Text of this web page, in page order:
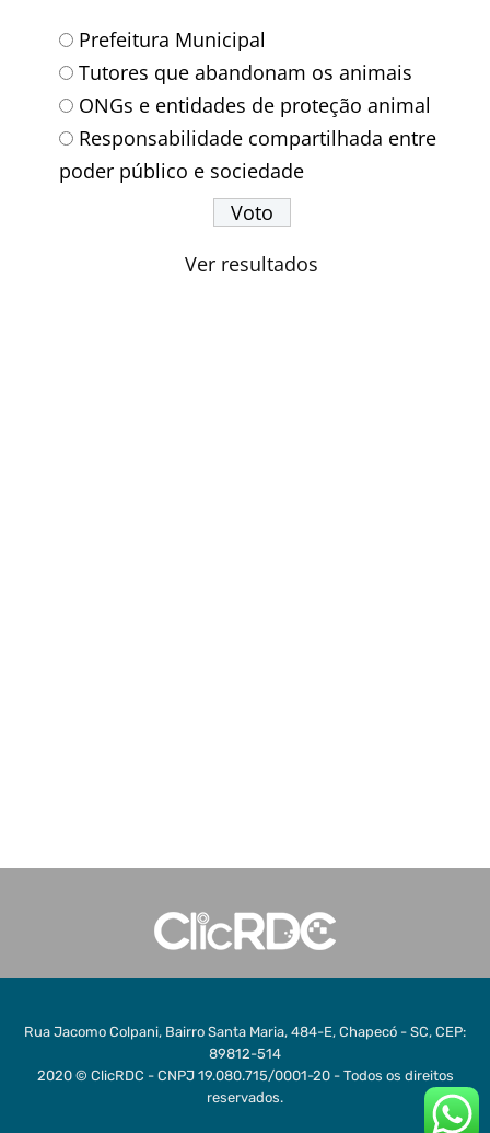
Prefeitura Municipal
Tutores que abandonam os animais
ONGs e entidades de proteção animal
Responsabilidade compartilhada entre
poder público e sociedade
Ver resultados
Rua Jacomo Colpani, Bairro Santa Maria, 484-E, Chapecó - SC, CEP:
89812-514
2020 © ClicRDC - CNPJ 19.080.715/0001-20 - Todos os direitos
reservados.